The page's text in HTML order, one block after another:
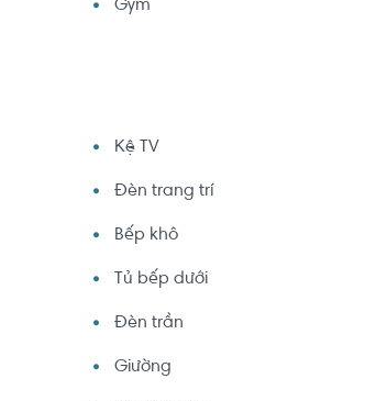
Gym
Kệ TV
Đèn trang trí
Bếp khô
Tủ bếp dưới
Đèn trần
Giường